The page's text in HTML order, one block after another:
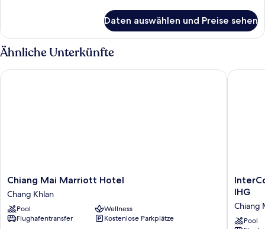
Level
Suite
Daten auswählen und Preise sehen
Ähnliche Unterkünfte
Chiang
Mai
Marriott
Hotel
Chang
Chiang Mai Marriott Hotel
Chang Khlan
Pool
Wellness
Flughafentransfer
Kostenlose Parkplätze
Chiang Mai Marriott Hotel
Chiang
The
Mae
IHG
Chiang
Pool